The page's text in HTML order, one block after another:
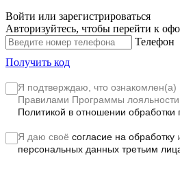
Войти или зарегистрироваться
Авторизуйтесь, чтобы перейти к
Телефон
Получить код
Я подтверждаю, что ознакомлен(а)
Правилами Программы
Политикой в отношении обработки
Я даю своё согласие на обработку
персональных данных третьим